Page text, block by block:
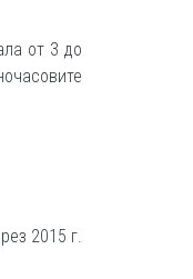
от 3 до
2015 г.